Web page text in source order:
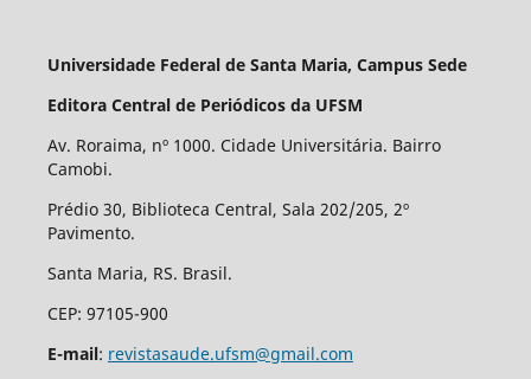
Universidade Federal de Santa Maria, Campus Sede
Editora Central de Periódicos da UFSM
Av. Roraima, nº 1000. Cidade Universitária. Bairro
Camobi.
Prédio 30, Biblioteca Central, Sala 202/205, 2º
Pavimento.
Santa Maria, RS. Brasil.
CEP: 97105-900
E-mail: revistasaude.ufsm@gmail.com